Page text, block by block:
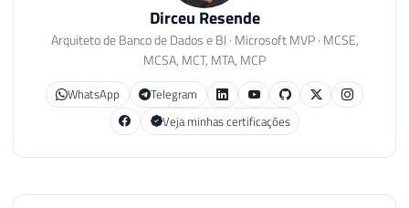
Dirceu Resende
Arquiteto de Banco de Dados e BI · Microsoft MVP · MCSE,
MCSA, MCT, MTA, MCP
WhatsApp
Telegram
Veja minhas certificações